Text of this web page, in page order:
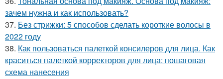
зачем нужна и как использовать?
37. Без стрижки: 5 способов сделать короткие волосы в
2022 году
38. Как пользоваться палеткой консилеров для лица. Как
краситься палеткой корректоров для лица: пошаговая
схема нанесения